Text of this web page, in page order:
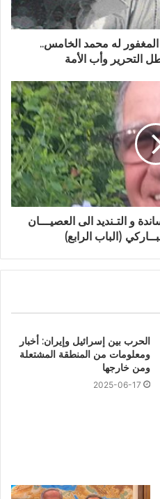
جلالة المغفور له محمد الخامس..
التحرير وأب الأمة
المساندة و التـنديد الى العصيـــان
(الباب الرابع)
الحرب بين إسرائيل وإيران: أخبار
ومعلومات من المنطقة المشتعلة
ومن خارجها
2025-06-17